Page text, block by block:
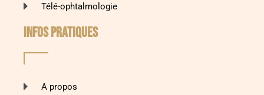
Télé-ophtalmologie
INFOS PRATIQUES
A propos